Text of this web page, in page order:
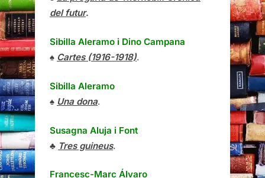
del futur.
Sibilla Aleramo i Dino Campana
♠ Cartes (1916-1918).
Sibilla Aleramo
♠ Una dona.
Susagna Aluja i Font
♣ Tres guineus.
Francesc-Marc Álvaro